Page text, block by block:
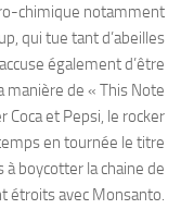
chimique notamment
qui tue tant d’abeilles
également d’être
manière de « This Note
Coca et Pepsi, le rocker
en tournée le titre
à boycotter la chaine de
étroits avec Monsanto.